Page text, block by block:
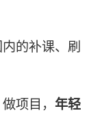
的补课、刷
项目， 年轻